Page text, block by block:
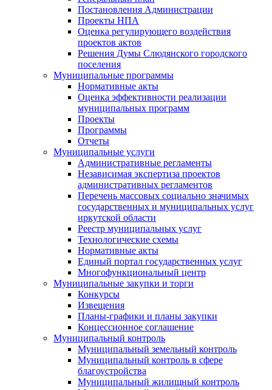
Постановления Администрации
Проекты НПА
Оценка регулирующего воздействия
проектов актов
Решения Думы Слюдянского городского
поселения
Муниципальные программы
Нормативные акты
Оценка эффективности реализации
муниципальных программ
Проекты
Программы
Отчеты
Муниципальные услуги
Административные регламенты
Независимая экспертиза проектов
административных регламентов
Перечень массовых социально значимых
государственных и муниципальных услуг
иркутской области
Реестр муниципальных услуг
Технологические схемы
Нормативные акты
Единый портал государственных услуг
Многофункциональный центр
Муниципальные закупки и торги
Конкурсы
Извещения
Планы-графики и планы закупки
Концессионное соглашение
Муниципальный контроль
Муниципальный земельный контроль
Муниципальный контроль в сфере
благоустройства
Муниципальный жилищный контроль